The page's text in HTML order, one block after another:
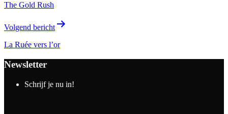
The Gold Rush
Volgend bericht
La Ruée vers l’or
Newsletter
Schrijf je nu in!